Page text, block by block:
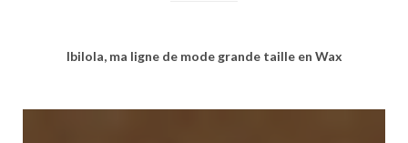
Ibilola, ma ligne de mode grande taille en Wax